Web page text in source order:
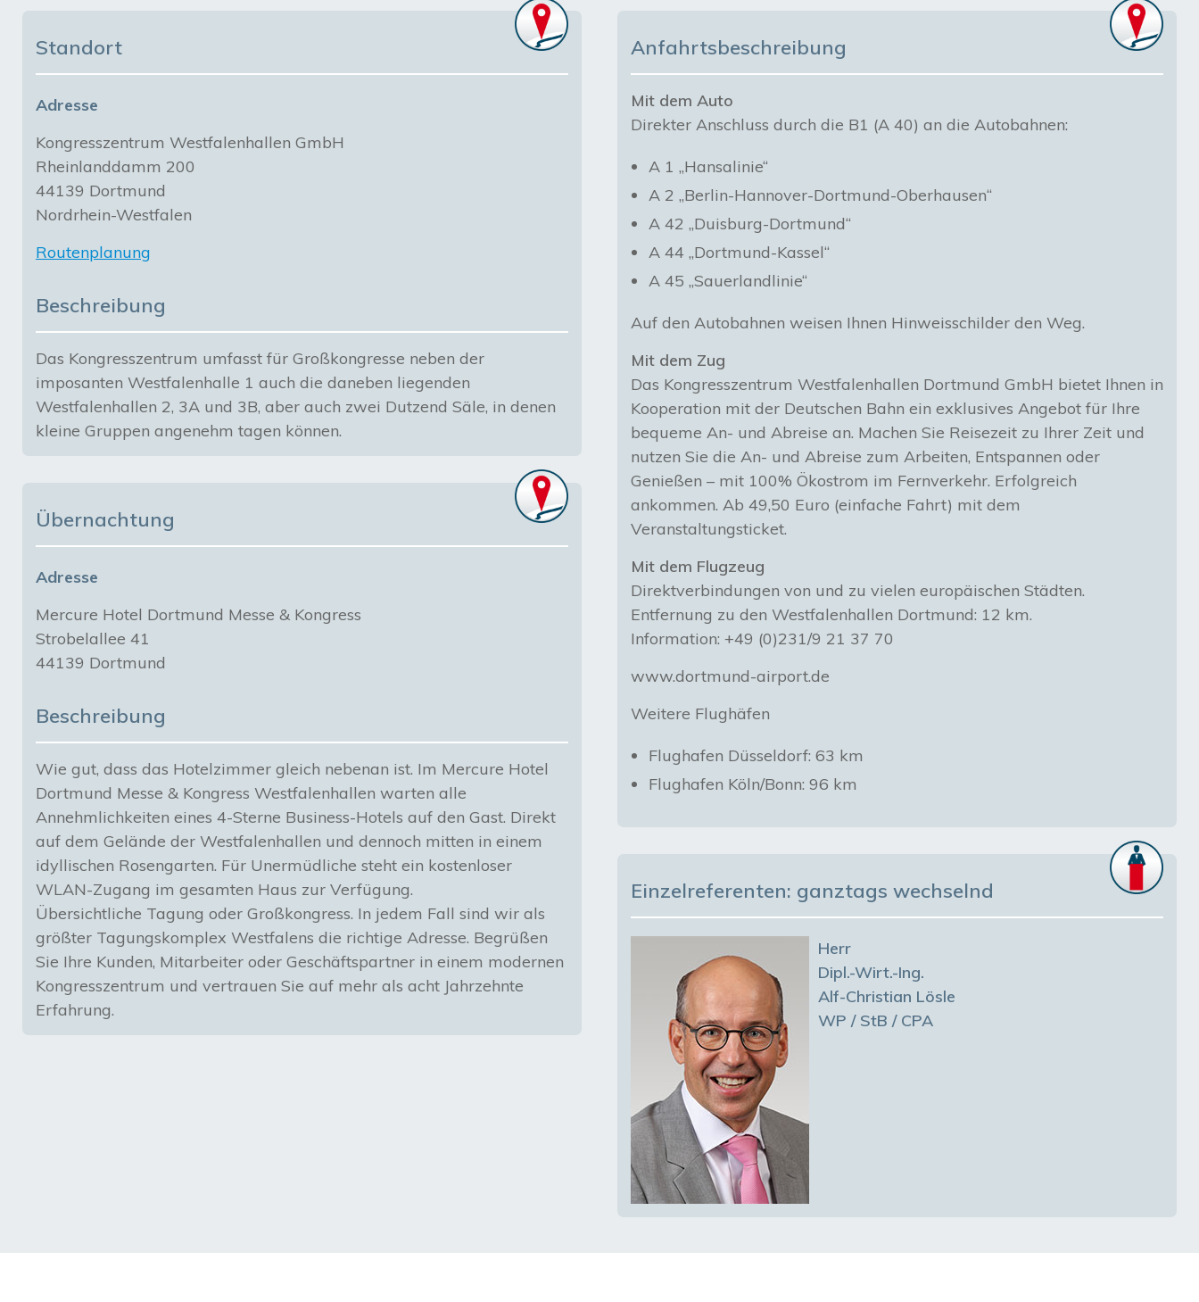
Standort
Adresse
Kongresszentrum Westfalenhallen GmbH
Rheinlanddamm 200
44139 Dortmund
Nordrhein-Westfalen
Routenplanung
Beschreibung
Das Kongresszentrum umfasst für Großkongresse neben der
imposanten Westfalenhalle 1 auch die daneben liegenden
Westfalenhallen 2, 3A und 3B, aber auch zwei Dutzend Säle, in denen
kleine Gruppen angenehm tagen können.
Übernachtung
Adresse
Mercure Hotel Dortmund Messe & Kongress
Strobelallee 41
44139 Dortmund
Beschreibung
Wie gut, dass das Hotelzimmer gleich nebenan ist. Im Mercure Hotel
Dortmund Messe & Kongress Westfalenhallen warten alle
Annehmlichkeiten eines 4-Sterne Business-Hotels auf den Gast. Direkt
auf dem Gelände der Westfalenhallen und dennoch mitten in einem
idyllischen Rosengarten. Für Unermüdliche steht ein kostenloser
WLAN-Zugang im gesamten Haus zur Verfügung.
Übersichtliche Tagung oder Großkongress. In jedem Fall sind wir als
größter Tagungskomplex Westfalens die richtige Adresse. Begrüßen
Sie Ihre Kunden, Mitarbeiter oder Geschäftspartner in einem modernen
Kongresszentrum und vertrauen Sie auf mehr als acht Jahrzehnte
Erfahrung.
Anfahrtsbeschreibung
Mit dem Auto
Direkter Anschluss durch die B1 (A 40) an die Autobahnen:
A 1 „Hansalinie“
A 2 „Berlin-Hannover-Dortmund-Oberhausen“
A 42 „Duisburg-Dortmund“
A 44 „Dortmund-Kassel“
A 45 „Sauerlandlinie“
Auf den Autobahnen weisen Ihnen Hinweisschilder den Weg.
Mit dem Zug
Das Kongresszentrum Westfalenhallen Dortmund GmbH bietet Ihnen in
Kooperation mit der Deutschen Bahn ein exklusives Angebot für Ihre
bequeme An- und Abreise an. Machen Sie Reisezeit zu Ihrer Zeit und
nutzen Sie die An- und Abreise zum Arbeiten, Entspannen oder
Genießen – mit 100% Ökostrom im Fernverkehr. Erfolgreich
ankommen. Ab 49,50 Euro (einfache Fahrt) mit dem
Veranstaltungsticket.
Mit dem Flugzeug
Direktverbindungen von und zu vielen europäischen Städten.
Entfernung zu den Westfalenhallen Dortmund: 12 km.
Information: +49 (0)231/9 21 37 70
www.dortmund-airport.de
Weitere Flughäfen
Flughafen Düsseldorf: 63 km
Flughafen Köln/Bonn: 96 km
Einzelreferenten: ganztags wechselnd
Herr
Dipl.-Wirt.-Ing.
Alf-Christian Lösle
WP / StB / CPA